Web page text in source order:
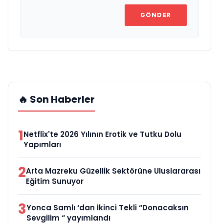
GÖNDER
🔥 Son Haberler
1Netflix'te 2026 Yılının Erotik ve Tutku Dolu
Yapımları
2Arta Mazreku Güzellik Sektörüne Uluslararası
Eğitim Sunuyor
3Yonca Samlı ‘dan İkinci Tekli “Donacaksın
Sevgilim “ yayımlandı